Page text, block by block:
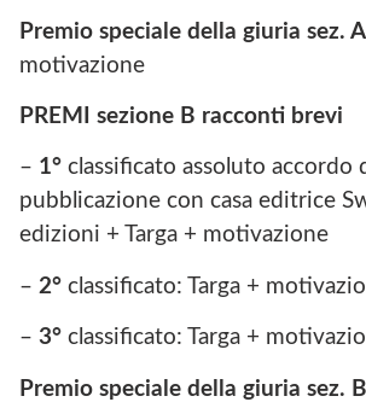
Premio speciale della giuria sez. A
motivazione
PREMI sezione B racconti brevi
– 1° classificato assoluto accordo
pubblicazione con casa editrice
edizioni + Targa + motivazione
– 2° classificato: Targa +
– 3° classificato: Targa +
Premio speciale della giuria sez. B